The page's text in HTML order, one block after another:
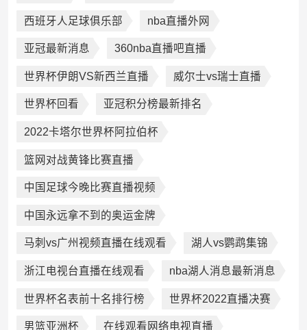
西班牙人足球俱乐部 nba直播外网
亚冠最新消息 360nba直播吧直播
世界杯伊朗VS新西兰直播 威尔士vs瑞士直播
世界杯回看 亚冠积分榜最新排名
2022卡塔尔世界杯阿拉伯杯
篮网对战黄锋比赛直播
中国足球今晚比赛直播视频
中国永远拿不到的奥运金牌
马刺vs广州视频直播在线观看 湖人vs鹦鹉集锦
浙江电视台直播在线观看 nba湖人消息最新消息
世界杯名表前十名排行榜 世界杯2022直播决赛
男篮亚洲杯 在线观看网络电视直播